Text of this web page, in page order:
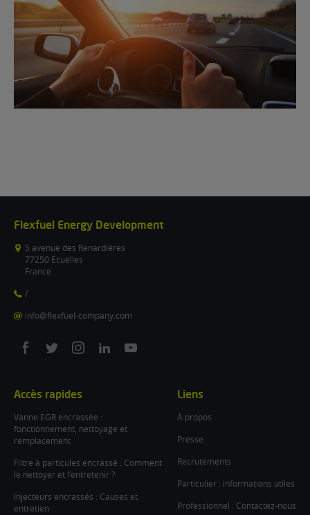
Flexfuel Energy Development
5 avenue des Renardières
77250 Ecuelles
France
/
info@flexfuel-company.com
On
On
On
On
On
Accès rapides
Vanne EGR encrassée :
fonctionnement, nettoyage et
remplacement
Filtre à particules encrassé : Comment
le nettoyer et l’entretenir ?
Injecteurs encrassés : Causes et
entretien
Liens
À propos
Presse
Recrutements
Particulier : informations utiles
Professionnel : Contactez-nous